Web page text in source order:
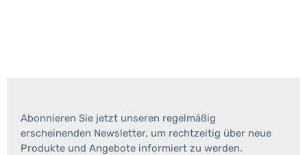
Abonnieren Sie jetzt unseren regelmäßig
erscheinenden Newsletter, um rechtzeitig über neue
Produkte und Angebote informiert zu werden.